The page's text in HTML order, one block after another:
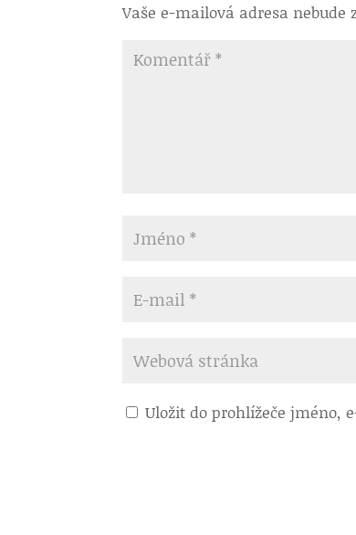
Vaše e-mailová adresa nebude
Uložit do prohlížeče jméno,